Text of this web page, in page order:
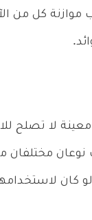
كل من
لا تصلح
مختلفان
لو كان